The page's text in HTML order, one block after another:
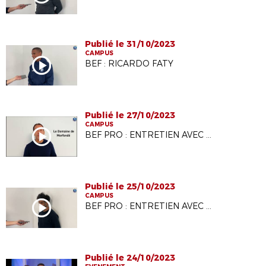
Publié le 31/10/2023
CAMPUS
BEF : RICARDO FATY
Publié le 27/10/2023
CAMPUS
BEF PRO : ENTRETIEN AVEC ALI BENARBIA
Publié le 25/10/2023
CAMPUS
BEF PRO : ENTRETIEN AVEC VIKASH DHORASOO
Publié le 24/10/2023